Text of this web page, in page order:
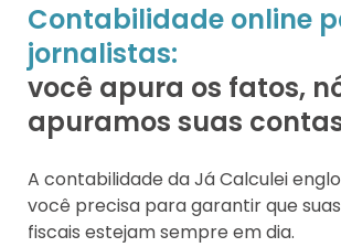
Contabilidade online
jornalistas:
você apura os fatos,
apuramos suas
A contabilidade da Já Calculei
você precisa para garantir que
fiscais estejam sempre em dia.